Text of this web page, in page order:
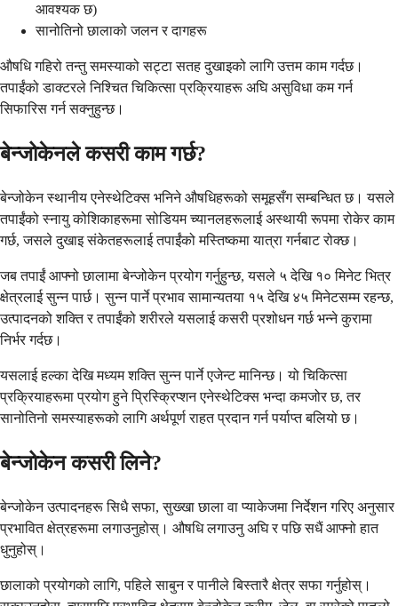
आवश्यक छ)
सानोतिनो छालाको जलन र दागहरू
औषधि गहिरो तन्तु समस्याको सट्टा सतह दुखाइको लागि उत्तम काम गर्दछ।
तपाईंको डाक्टरले निश्चित चिकित्सा प्रक्रियाहरू अघि असुविधा कम गर्न
सिफारिस गर्न सक्नुहुन्छ।
बेन्जोकेनले कसरी काम गर्छ?
बेन्जोकेन स्थानीय एनेस्थेटिक्स भनिने औषधिहरूको समूहसँग सम्बन्धित छ। यसले
तपाईंको स्नायु कोशिकाहरूमा सोडियम च्यानलहरूलाई अस्थायी रूपमा रोकेर काम
गर्छ, जसले दुखाइ संकेतहरूलाई तपाईंको मस्तिष्कमा यात्रा गर्नबाट रोक्छ।
जब तपाईं आफ्नो छालामा बेन्जोकेन प्रयोग गर्नुहुन्छ, यसले ५ देखि १० मिनेट भित्र
क्षेत्रलाई सुन्न पार्छ। सुन्न पार्ने प्रभाव सामान्यतया १५ देखि ४५ मिनेटसम्म रहन्छ,
उत्पादनको शक्ति र तपाईंको शरीरले यसलाई कसरी प्रशोधन गर्छ भन्ने कुरामा
निर्भर गर्दछ।
यसलाई हल्का देखि मध्यम शक्ति सुन्न पार्ने एजेन्ट मानिन्छ। यो चिकित्सा
प्रक्रियाहरूमा प्रयोग हुने प्रिस्क्रिप्शन एनेस्थेटिक्स भन्दा कमजोर छ, तर
सानोतिनो समस्याहरूको लागि अर्थपूर्ण राहत प्रदान गर्न पर्याप्त बलियो छ।
बेन्जोकेन कसरी लिने?
बेन्जोकेन उत्पादनहरू सिधै सफा, सुख्खा छाला वा प्याकेजमा निर्देशन गरिए अनुसार
प्रभावित क्षेत्रहरूमा लगाउनुहोस्। औषधि लगाउनु अघि र पछि सधैं आफ्नो हात
धुनुहोस्।
छालाको प्रयोगको लागि, पहिले साबुन र पानीले बिस्तारै क्षेत्र सफा गर्नुहोस्।